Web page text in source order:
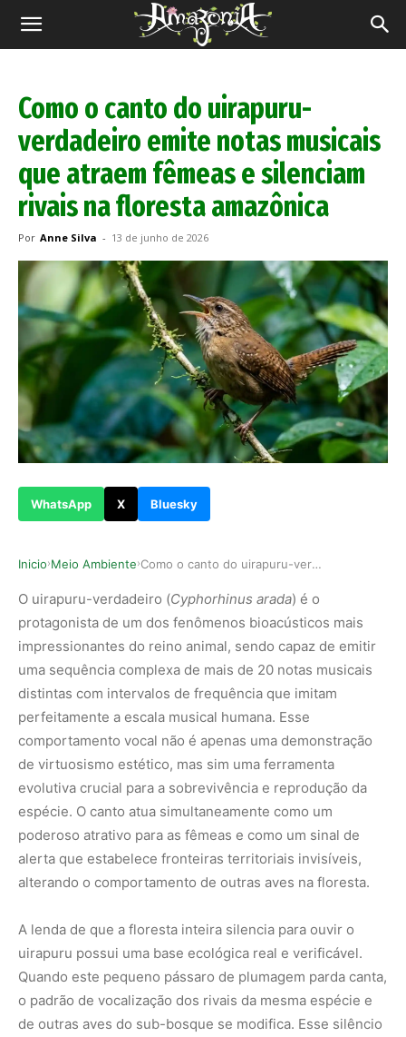
Revista
Como o canto do uirapuru-
verdadeiro emite notas musicais
que atraem fêmeas e silenciam
rivais na floresta amazônica
Por Anne Silva - 13 de junho de 2026
WhatsApp X Bluesky
Inicio›Meio Ambiente› Como o canto do uirapuru-verdadeiro emite notas…
O uirapuru-verdadeiro (Cyphorhinus arada) é o
protagonista de um dos fenômenos bioacústicos mais
impressionantes do reino animal, sendo capaz de emitir
uma sequência complexa de mais de 20 notas musicais
distintas com intervalos de frequência que imitam
perfeitamente a escala musical humana. Esse
comportamento vocal não é apenas uma demonstração
de virtuosismo estético, mas sim uma ferramenta
evolutiva crucial para a sobrevivência e reprodução da
espécie. O canto atua simultaneamente como um
poderoso atrativo para as fêmeas e como um sinal de
alerta que estabelece fronteiras territoriais invisíveis,
alterando o comportamento de outras aves na floresta.
A lenda de que a floresta inteira silencia para ouvir o
uirapuru possui uma base ecológica real e verificável.
Quando este pequeno pássaro de plumagem parda canta,
o padrão de vocalização dos rivais da mesma espécie e
de outras aves do sub-bosque se modifica. Esse silêncio